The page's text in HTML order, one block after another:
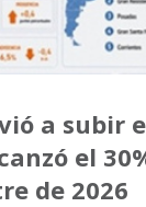
a subir
el
de 2026